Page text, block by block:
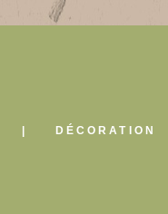
DÉCORATION